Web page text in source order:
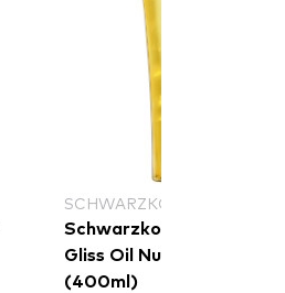
SCHWARZKOPF GLISS
Schwarzkopf
Gliss Oil Nutritive
(400ml)